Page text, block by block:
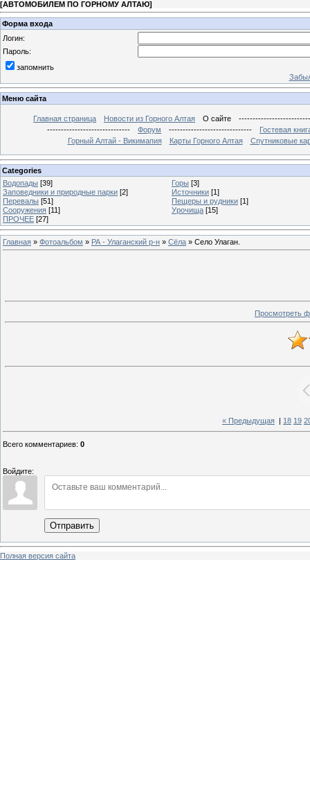
[АВТОМОБИЛЕМ ПО ГОРНОМУ АЛТАЮ]
Форма входа
Логин:
Пароль:
запомнить
Меню сайта
Главная страница Новости из Горного Алтая О сайте
------------------------------
Форум ------------------------------
Гостевая
Горный Алтай - Викимапия
Карты Горного Алтая Спутниковые
Categories
Водопады [39] Горы [3]
Заповедники и природные парки [2] Источники [1]
Перевалы [51] Пещеры и рудники [1]
Сооружения [11] Урочища [15]
ПРОЧЕЕ [27]
Главная » Фотоальбом » РА - Улаганский р-н » Сёла » Село Улаган.
Просмотреть
« Предыдущая 18 19
Всего комментариев: 0
Войдите:
Отправить
Полная версия сайта